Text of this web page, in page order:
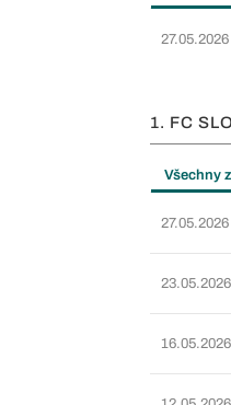
27.05.2026
1. FC
Všechny
27.05.2026
23.05.2026
16.05.2026